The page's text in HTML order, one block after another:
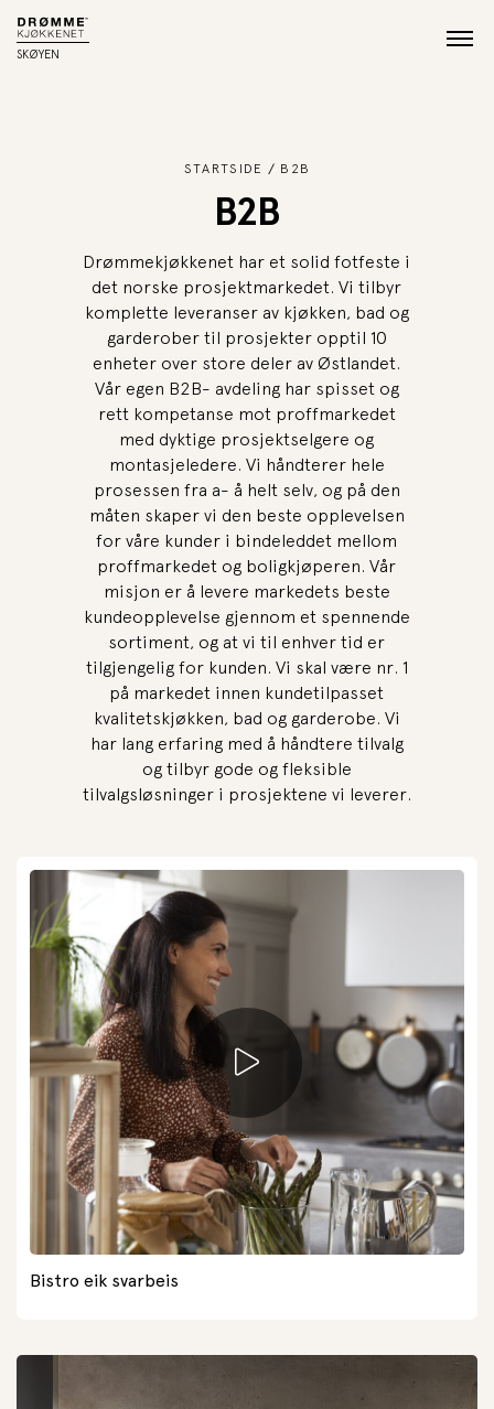
SKØYEN
STARTSIDE B2B
B2B
Drømmekjøkkenet har et solid fotfeste i
det norske prosjektmarkedet. Vi tilbyr
komplette leveranser av kjøkken, bad og
garderober til prosjekter opptil 10
enheter over store deler av Østlandet.
Vår egen B2B- avdeling har spisset og
rett kompetanse mot proffmarkedet
med dyktige prosjektselgere og
montasjeledere. Vi håndterer hele
prosessen fra a- å helt selv, og på den
måten skaper vi den beste opplevelsen
for våre kunder i bindeleddet mellom
proffmarkedet og boligkjøperen. Vår
misjon er å levere markedets beste
kundeopplevelse gjennom et spennende
sortiment, og at vi til enhver tid er
tilgjengelig for kunden. Vi skal være nr. 1
på markedet innen kundetilpasset
kvalitetskjøkken, bad og garderobe. Vi
har lang erfaring med å håndtere tilvalg
og tilbyr gode og fleksible
tilvalgsløsninger i prosjektene vi leverer.
Bistro eik svarbeis